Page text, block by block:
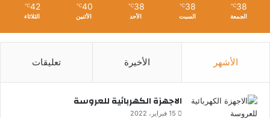
38
℃
الجمعة
38
℃
السبت
38
℃
الأحد
40
℃
الأثنين
42
℃
الثلاثاء
الأشهر الأخيرة تعليقات
الاجهزة الكهربائية للعروسة
15 فبراير، 2022